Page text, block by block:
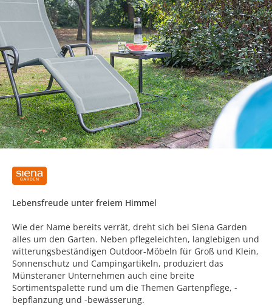
Lebensfreude unter freiem Himmel
Wie der Name bereits verrät, dreht sich bei Siena Garden
alles um den Garten. Neben pflegeleichten, langlebigen und
witterungsbeständigen Outdoor-Möbeln für Groß und Klein,
Sonnenschutz und Campingartikeln, produziert das
Münsteraner Unternehmen auch eine breite
Sortimentspalette rund um die Themen Gartenpflege, -
bepflanzung und -bewässerung.